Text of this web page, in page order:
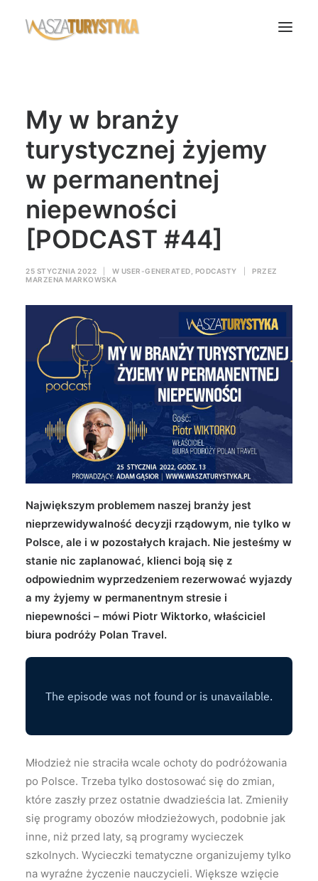
Biura podróży
Noclegi
Polska
Świat
Podcasty
Wasze Podróże
Wyszukiwanie
My w branży
turystycznej żyjemy
w permanentnej
niepewności
[PODCAST #44]
25 STYCZNIA 2022 W USER-GENERATED PODCASTY
PRZEZ
MARZENA MARKOWSKA
Największym problemem naszej branży jest
nieprzewidywalność decyzji rządowym, nie tylko w
Polsce, ale i w pozostałych krajach. Nie jesteśmy w
stanie nic zaplanować, klienci boją się z
odpowiednim wyprzedzeniem rezerwować wyjazdy
a my żyjemy w permanentnym stresie i
niepewności – mówi Piotr Wiktorko, właściciel
biura podróży Polan Travel.
Młodzież nie straciła wcale ochoty do podróżowania
po Polsce. Trzeba tylko dostosować się do zmian,
które zaszły przez ostatnie dwadzieścia lat. Zmieniły
się programy obozów młodzieżowych, podobnie jak
inne, niż przed laty, są programy wycieczek
szkolnych. Wycieczki tematyczne organizujemy tylko
na wyraźne życzenie nauczycieli. Większe wzięcie